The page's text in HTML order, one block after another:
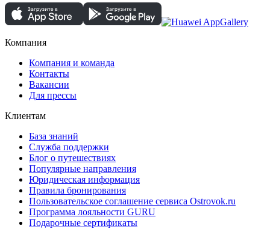
Компания
Компания и команда
Контакты
Вакансии
Для прессы
Клиентам
База знаний
Служба поддержки
Блог о путешествиях
Популярные направления
Юридическая информация
Правила бронирования
Пользовательское соглашение сервиса Ostrovok.ru
Программа лояльности GURU
Подарочные сертификаты